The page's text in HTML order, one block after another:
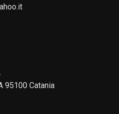
95100 Catania